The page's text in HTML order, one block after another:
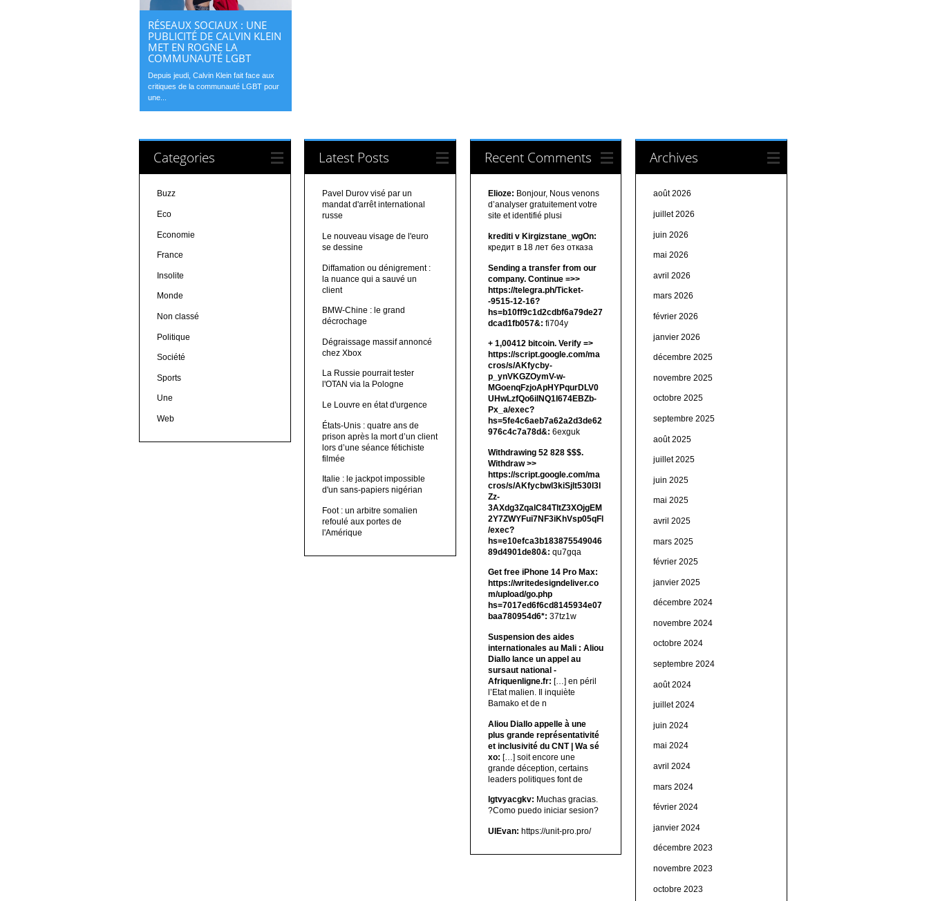
RÉSEAUX SOCIAUX : UNE
PUBLICITÉ DE CALVIN KLEIN
MET EN ROGNE LA
COMMUNAUTÉ LGBT
Depuis jeudi, Calvin Klein fait face aux
critiques de la communauté LGBT pour
une...
Categories
Buzz
Eco
Economie
France
Insolite
Monde
Non classé
Politique
Société
Sports
Une
Web
Latest Posts
Pavel Durov visé par un
mandat d'arrêt international
russe
Le nouveau visage de l'euro
se dessine
Diffamation ou dénigrement :
la nuance qui a sauvé un
client
BMW-Chine : le grand
décrochage
Dégraissage massif annoncé
chez Xbox
La Russie pourrait tester
l'OTAN via la Pologne
Le Louvre en état d'urgence
États-Unis : quatre ans de
prison après la mort d’un client
lors d’une séance fétichiste
filmée
Italie : le jackpot impossible
d'un sans-papiers nigérian
Foot : un arbitre somalien
refoulé aux portes de
l'Amérique
Recent Comments
Elioze: Bonjour, Nous venons
d’analyser gratuitement votre
site et identifié plusi
krediti v Kirgizstane_wgOn:
кредит в 18 лет без отказа
Sending a transfer from our
company. Continue =>>
https://telegra.ph/Ticket-
-9515-12-16?
hs=b10ff9c1d2cdbf6a79de27
dcad1fb057&: fi704y
+ 1,00412 bitсоin. Verify =>
https://script.google.com/ma
cros/s/AKfycby-
p_ynVKGZOymV-w-
MGoenqFzjoApHYPqurDLV0
UHwLzfQo6ilNQ1l674EBZb-
Px_a/exec?
hs=5fe4c6aeb7a62a2d3de62
976c4c7a78d&: 6exguk
Withdrawing 52 828 $$$.
Withdrаw >>
https://script.google.com/ma
cros/s/AKfycbwl3kiSjlt530I3l
Zz-
3AXdg3ZqalC84TltZ3XOjgEM
2Y7ZWYFui7NF3iKhVsp05qFl
/exec?
hs=e10efca3b183875549046
89d4901de80&: qu7gqa
Get free iPhone 14 Pro Max:
https://writedesigndeliver.co
m/upload/go.php
hs=7017ed6f6cd8145934e07
baa780954d6*: 37tz1w
Suspension des aides
internationales au Mali : Aliou
Diallo lance un appel au
sursaut national -
Afriquenligne.fr: […] en péril
l’Etat malien. Il inquiète
Bamako et de n
Aliou Diallo appelle à une
plus grande représentativité
et inclusivité du CNT | Wa sé
xo: […] soit encore une
grande déception, certains
leaders politiques font de
lgtvyacgkv: Muchas gracias.
?Como puedo iniciar sesion?
UIEvan: https://unit-pro.pro/
Archives
août 2026
juillet 2026
juin 2026
mai 2026
avril 2026
mars 2026
février 2026
janvier 2026
décembre 2025
novembre 2025
octobre 2025
septembre 2025
août 2025
juillet 2025
juin 2025
mai 2025
avril 2025
mars 2025
février 2025
janvier 2025
décembre 2024
novembre 2024
octobre 2024
septembre 2024
août 2024
juillet 2024
juin 2024
mai 2024
avril 2024
mars 2024
février 2024
janvier 2024
décembre 2023
novembre 2023
octobre 2023